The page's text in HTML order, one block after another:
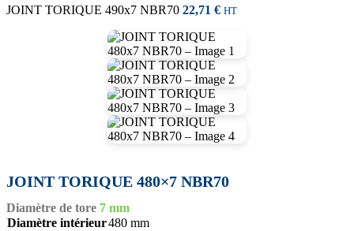
JOINT TORIQUE 490x7 NBR70 22,71 € HT
JOINT TORIQUE 480×7 NBR70
Diamètre de tore 7 mm
Diamètre intérieur480 mm